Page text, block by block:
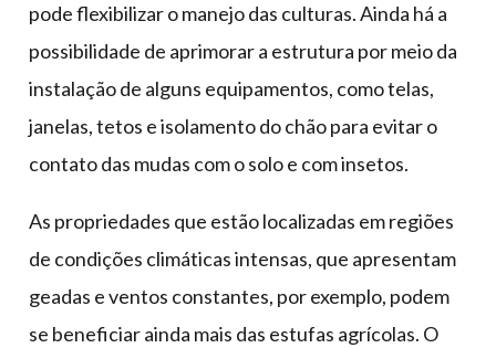
pode flexibilizar o manejo das culturas. Ainda há a
possibilidade de aprimorar a estrutura por meio da
instalação de alguns equipamentos, como telas,
janelas, tetos e isolamento do chão para evitar o
contato das mudas com o solo e com insetos.
As propriedades que estão localizadas em regiões
de condições climáticas intensas, que apresentam
geadas e ventos constantes, por exemplo, podem
se beneficiar ainda mais das estufas agrícolas. O